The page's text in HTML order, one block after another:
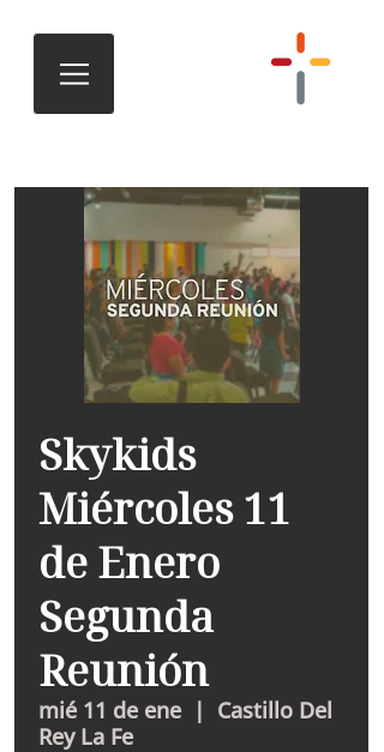
Skykids
Miércoles 11
de Enero
Segunda
Reunión
mié 11 de ene
  |
Castillo Del
Rey La Fe